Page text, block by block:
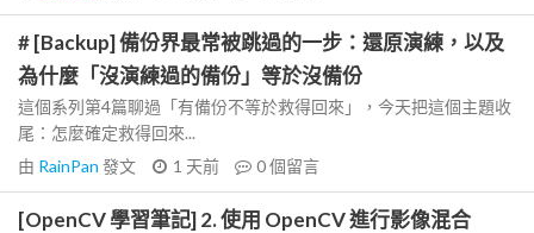
# [Backup] 備份界最常被跳過的一步：還原演練，以及
為什麼「沒演練過的備份」等於沒備份
這個系列第4篇聊過「有備份不等於救得回來」，今天把這個主題收
尾：怎麼確定救得回來...
由 RainPan 發文 1 天前 0個留言
[OpenCV 學習筆記] 2. 使用 OpenCV 進行影像混合